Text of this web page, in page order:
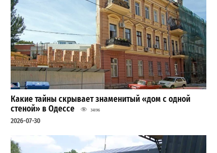
Какие тайны скрывает знаменитый «дом с одной
стеной» в Одессе
34196
2026-07-30